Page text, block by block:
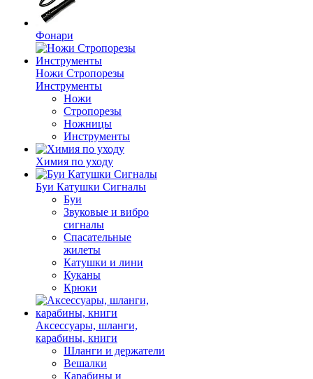
Фонари
Ножи Стропорезы
Инструменты
Ножи
Стропорезы
Ножницы
Инструменты
Химия по уходу
Буи Катушки Сигналы
Буи
Звуковые и вибро
сигналы
Спасательные
жилеты
Катушки и лини
Куканы
Крюки
Аксессуары, шланги,
карабины, книги
Шланги и держатели
Вешалки
Карабины и